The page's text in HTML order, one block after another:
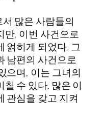
많은 사람들의
만, 이번 사건으로
얽히게 되었다. 그
남편의 사건으로
으며, 이는 그녀의
수 있다. 많은 이
관심을 갖고 지켜